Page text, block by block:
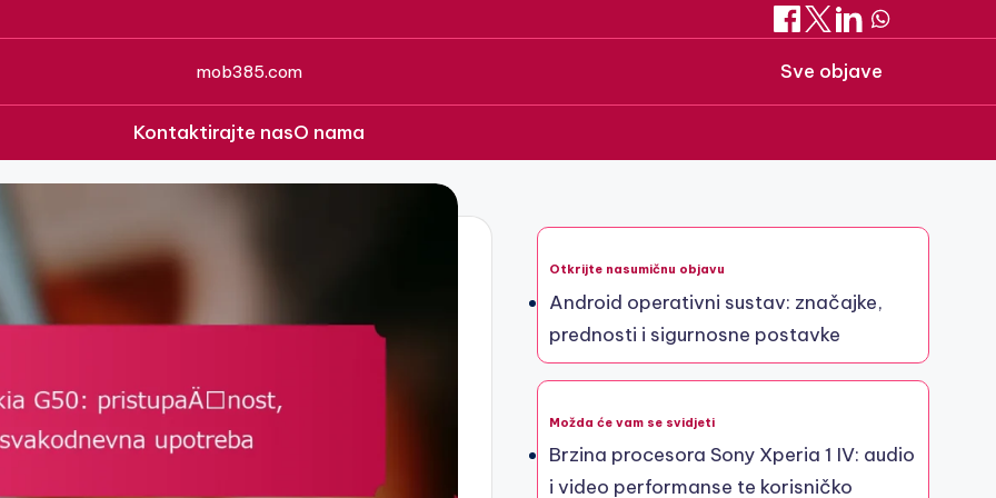
mob385.com Sve objave
Kontaktirajte nasO nama
Otkrijte nasumičnu objavu
Android operativni sustav: značajke,
prednosti i sigurnosne postavke
Možda će vam se svidjeti
Brzina procesora Sony Xperia 1 IV: audio
i video performanse te korisničko